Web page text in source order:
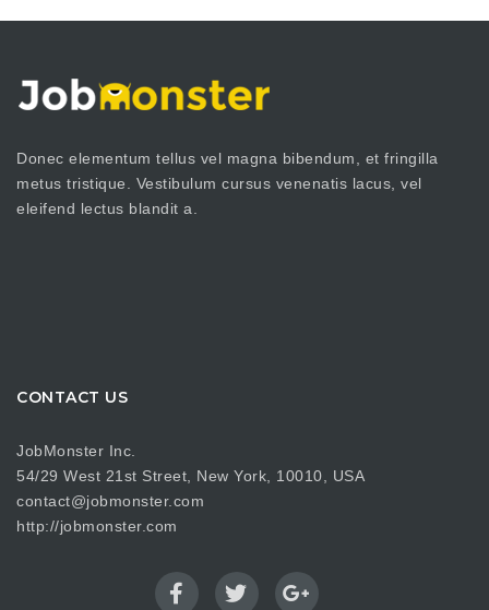
Donec elementum tellus vel magna bibendum, et fringilla
metus tristique. Vestibulum cursus venenatis lacus, vel
eleifend lectus blandit a.
CONTACT US
JobMonster Inc.
54/29 West 21st Street, New York, 10010, USA
contact@jobmonster.com
http://jobmonster.com